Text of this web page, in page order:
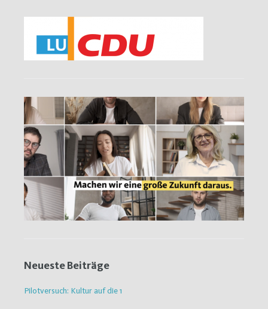
Neueste Beiträge
Pilotversuch: Kultur auf die 1